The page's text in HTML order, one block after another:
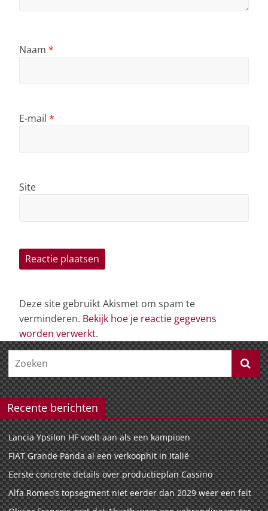
Naam *
E-mail *
Site
Deze site gebruikt Akismet om spam te
verminderen. Bekijk hoe je reactie gegevens
worden verwerkt.
Recente berichten
Lancia Ypsilon HF voelt aan als een kampioen
FIAT Grande Panda al een verkoophit in Italië
Eerste concrete details over productieplan Cassino
Alfa Romeo’s topsegment niet eerder dan 2029 weer een feit